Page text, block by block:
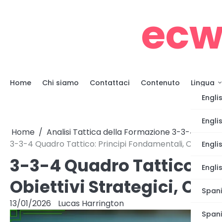
Home Chi siamo Contattaci Contenuto
Lingua
Home
Analisi Tattica della Formazione 3-3-4
3-3-4 Quadro Tattico: Principi Fondamentali, Obiettivi
3-3-4 Quadro Tattico:
Obiettivi Strategici,
13/01/2026 Lucas Harrington